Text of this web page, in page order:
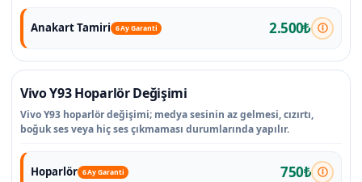
Anakart Tamiri 6 Ay Garanti 2.500₺
Vivo Y93 Hoparlör Değişimi
Vivo Y93 hoparlör değişimi; medya sesinin az gelmesi, cızırtı,
boğuk ses veya hiç ses çıkmaması durumlarında yapılır.
Hoparlör 6 Ay Garanti 750₺